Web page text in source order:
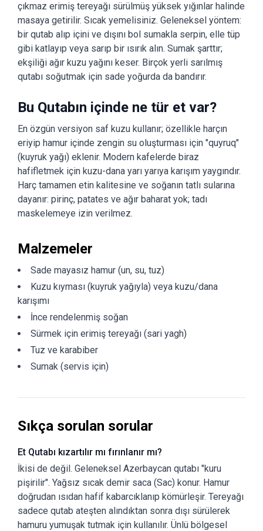
çıkmaz erimiş tereyağı sürülmüş yüksek yığınlar halinde
masaya getirilir. Sıcak yemelisiniz. Geleneksel yöntem:
bir qutab alıp içini ve dışını bol sumakla serpin, elle tüp
gibi katlayıp veya sarıp bir ısırık alın. Sumak şarttır;
ekşiliği ağır kuzu yağını keser. Birçok yerli sarılmış
qutabı soğutmak için sade yoğurda da bandırır.
Bu Qutabın içinde ne tür et var?
En özgün versiyon saf kuzu kullanır; özellikle harçın
eriyip hamur içinde zengin su oluşturması için "quyruq"
(kuyruk yağı) eklenir. Modern kafelerde biraz
hafifletmek için kuzu-dana yarı yarıya karışım yaygındır.
Harç tamamen etin kalitesine ve soğanın tatlı sularına
dayanır: pirinç, patates ve ağır baharat yok; tadı
maskelemeye izin verilmez.
Malzemeler
Sade mayasız hamur (un, su, tuz)
Kuzu kıyması (kuyruk yağıyla) veya kuzu/dana
karışımı
İnce rendelenmiş soğan
Sürmek için erimiş tereyağı (sari yagh)
Tuz ve karabiber
Sumak (servis için)
Sıkça sorulan sorular
Et Qutabı kızartılır mı fırınlanır mı?
İkisi de değil. Geleneksel Azerbaycan qutabı "kuru
pişirilir". Yağsız sıcak demir saca (Sac) konur. Hamur
doğrudan ısıdan hafif kabarcıklanıp kömürleşir. Tereyağı
sadece qutab ateşten alındıktan sonra dışı sürülerek
hamuru yumuşak tutmak için kullanılır. Ünlü bölgesel